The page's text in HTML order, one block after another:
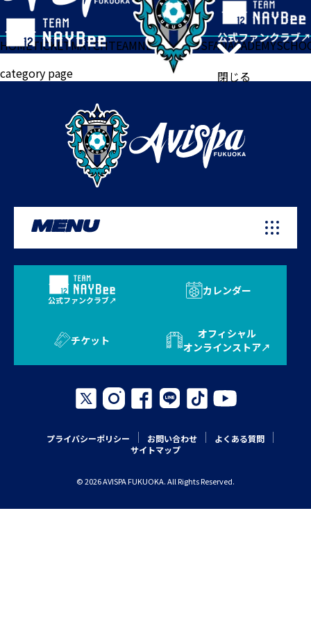
閉じる
HOMETICKETMATCHTEAMNEWSGOODSFANACADEMY
category page
MENU
公式ファンクラブ
カレンダー
チケット
オフィシャル
オンラインストア
プライバシーポリシー お問い合わせ
よくある質問
サイトマップ
© 2026 AVISPA FUKUOKA. All Rights Reserved.